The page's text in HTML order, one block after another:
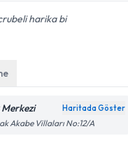
harika bi
Merkezi Haritada Göster
Akabe Villaları No:12/A